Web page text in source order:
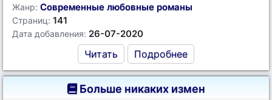
Жанр: Современные любовные романы
Страниц: 141
Дата добавления: 26-07-2020
Читать Подробнее
Больше никаких измен